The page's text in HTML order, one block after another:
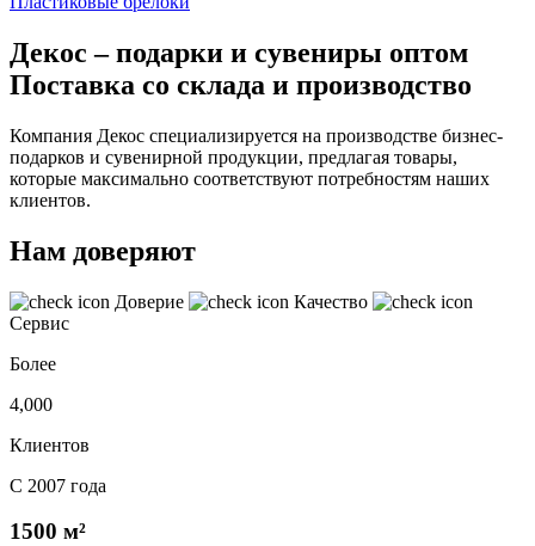
Декос – подарки и сувениры оптом
Поставка со склада и производство
Компания Декос специализируется на производстве бизнес-
подарков и сувенирной продукции, предлагая товары,
которые максимально соответствуют потребностям наших
клиентов.
Нам доверяют
Доверие
Качество
Сервис
Более
4,000
Клиентов
С 2007 года
1500 м²